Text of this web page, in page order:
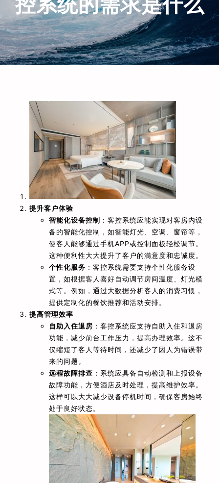
提升客户体验
智能化设备控制 ：客控系统应能实现对客房内设
备的智能化控制，如智能灯光、空调、窗帘等，
使客人能够通过手机APP或控制面板轻松调节。
这种便利性大大提升了客户的满意度和忠诚度。
个性化服务 ：客控系统需要支持个性化服务设
置，如根据客人喜好自动调节房间温度、灯光模
式等。例如，通过大数据分析客人的消费习惯，
提供定制化的餐饮推荐和活动安排。
提高管理效率
自助入住退房 ：客控系统应支持自助入住和退房
功能，减少前台工作压力，提高办理效率。这不
仅缩短了客人等待时间，还减少了因人为错误带
来的问题。
远程故障排查 ：系统应具备自动检测和上报设备
故障功能，方便酒店及时处理，提高维护效率。
这样可以大大减少设备停机时间，确保客房始终
处于良好状态。